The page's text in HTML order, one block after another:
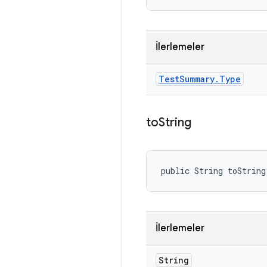
İlerlemeler
TestSummary. Type
toString
public String
İlerlemeler
String